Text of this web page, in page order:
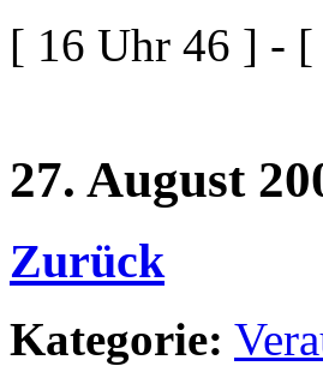
[ 16 Uhr 46 ] -
27. August
Zurück
Kategorie: